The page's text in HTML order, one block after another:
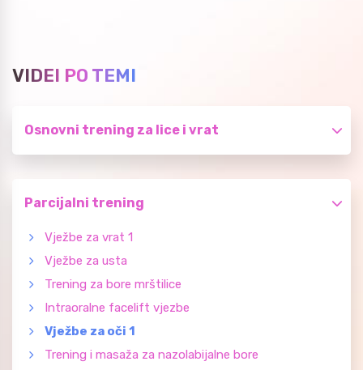
VIDEI PO TEMI
Osnovni trening za lice i vrat
Parcijalni trening
Vježbe za vrat 1
Vježbe za usta
Trening za bore mrštilice
Intraoralne facelift vjezbe
Vježbe za oči 1
Trening i masaža za nazolabijalne bore